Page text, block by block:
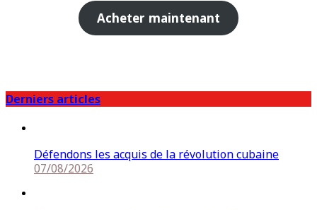
Acheter maintenant
Derniers articles
Défendons les acquis de la révolution cubaine
07/08/2026